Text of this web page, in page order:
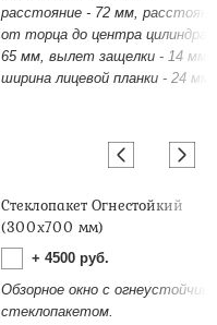
расстояние - 72 мм,
от торца до центра цилиндра -
65 мм, вылет защелки - 14 мм,
ширина лицевой планки - 24 мм.
Стеклопакет Огнестойкий
(300х700 мм)
+ 4500 руб.
Обзорное окно с
стеклопакетом.